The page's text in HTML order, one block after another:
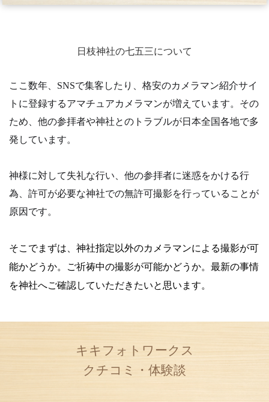
日枝神社の七五三について
ここ数年、SNSで集客したり、格安のカメラマン紹介サイ
トに登録するアマチュアカメラマンが増えています。その
ため、他の参拝者や神社とのトラブルが日本全国各地で多
発しています。
神様に対して失礼な行い、他の参拝者に迷惑をかける行
為、許可が必要な神社での無許可撮影を行っていることが
原因です。
そこでまずは、神社指定以外のカメラマンによる撮影が可
能かどうか。 ご祈祷中の撮影が可能かどうか。 最新の事情
を神社へご確認していただきたいと思います。
キキフォトワークス
クチコミ・体験談